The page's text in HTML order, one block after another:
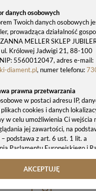
danych osobowych
Twoich danych osobowych
prowadząca działalność
MELLER SKLEP
Królowej Jadwigi 21, 88-100
5560012047, adres e-mail:
diament.pl, numer telefonu:
prawna przetwarzania
w postaci adresu IP,
cookies i danych
w celu umożliwienia Ci wejścia
jej zawartości, na
podstawa z art. 6 ust. 1 lit. a
Parlamentu Europejskiego i
r. w sprawie ochrony
związku z przetwarzaniem danych
AKCEPTUJĘ
1390,00 zł